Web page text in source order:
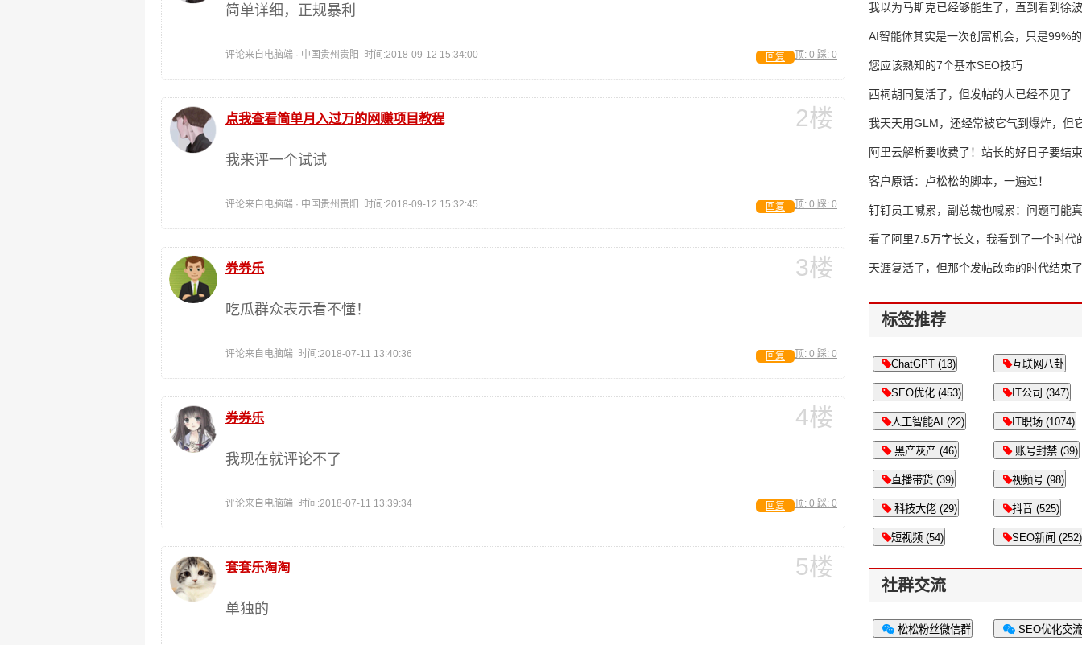
简单详细，正规暴利
评论来自电脑端 · 中国贵州贵阳 时间:2018-09-12 15:34:00 顶: 0 踩: 0
回复
2楼
点我查看简单月入过万的网赚项目教程
我来评一个试试
评论来自电脑端 · 中国贵州贵阳 时间:2018-09-12 15:32:45 顶: 0 踩: 0
回复
3楼
券券乐
吃瓜群众表示看不懂！
评论来自电脑端 时间:2018-07-11 13:40:36 顶: 0 踩: 0
回复
4楼
券券乐
我现在就评论不了
评论来自电脑端 时间:2018-07-11 13:39:34 顶: 0 踩: 0
回复
5楼
套套乐淘淘
单独的
我以为马斯克已经够能生了，直到看到
AI智能体其实是一次创富机会，只是99%
错过了
您应该熟知的7个基本SEO技巧
西祠胡同复活了，但发帖的人已经不见了
我天天用GLM，还经常被它气到爆炸，但
16万亿
阿里云解析要收费了！站长的好日子要结
客户原话：卢松松的脚本，一遍过！
钉钉员工喊累，副总裁也喊累：问题可能
了
看了阿里7.5万字长文，我看到了一个时代
天涯复活了，但那个发帖改命的时代结束了
标签推荐
ChatGPT (13) 互联网八卦
SEO优化 (453) IT公司 (347)
人工智能AI (22) IT职场 (1074)
黑产灰产 (46) 账号封禁 (39)
直播带货 (39) 视频号 (98)
科技大佬 (29) 抖音 (525)
短视频 (54) SEO新闻 (252)
社群交流
松松粉丝微信群 SEO优化交